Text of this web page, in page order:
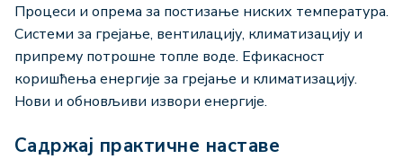
Процеси и опрема за постизање ниских температура.
Системи за грејање, вентилацију, климатизацију и
припрему потрошне топле воде. Ефикасност
коришћења енергије за грејање и климатизацију.
Нови и обновљиви извори енергије.
Садржај практичне наставе